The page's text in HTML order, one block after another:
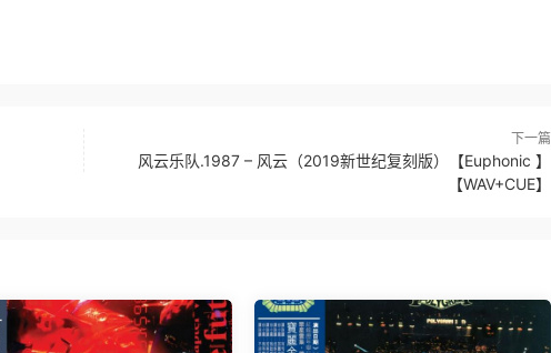
下一篇
风云乐队.1987 – 风云（2019新世纪复刻版）【Euphonic 】
【WAV+CUE】